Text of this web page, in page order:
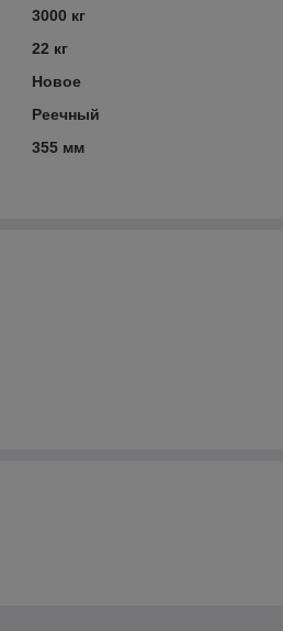
3000 кг
22 кг
Новое
Реечный
355 мм